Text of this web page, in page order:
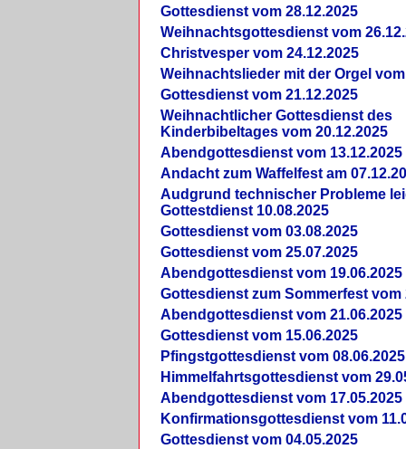
Gottesdienst vom 28.12.2025
Weihnachtsgottesdienst vom
Christvesper vom 24.12.2025
Weihnachtslieder mit der Orgel vom
Gottesdienst vom 21.12.2025
Weihnachtlicher Gottesdienst des
Kinderbibeltages vom 20.12.2025
Abendgottesdienst vom 13.12.2025
Andacht zum Waffelfest am
Audgrund technischer Probleme
Gottestdienst 10.08.2025
Gottesdienst vom 03.08.2025
Gottesdienst vom 25.07.2025
Abendgottesdienst vom 19.06.2025
Gottesdienst zum Sommerfest vom
Abendgottesdienst vom 21.06.2025
Gottesdienst vom 15.06.2025
Pfingstgottesdienst vom 08.06.2025
Himmelfahrtsgottesdienst vom
Abendgottesdienst vom 17.05.2025
Konfirmationsgottesdienst vom
Gottesdienst vom 04.05.2025